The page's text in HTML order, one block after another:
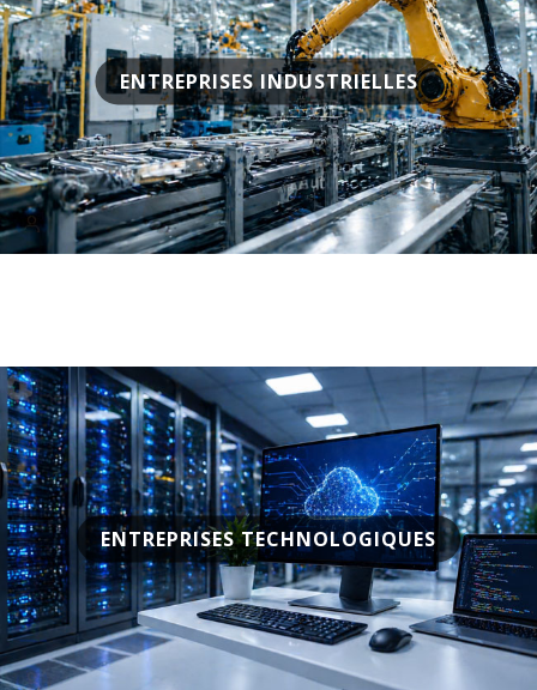
ENTREPRISES INDUSTRIELLES
ENTREPRISES TECHNOLOGIQUES